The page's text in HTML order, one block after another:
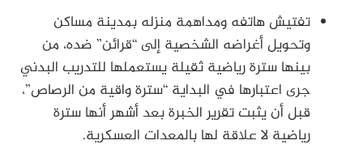
تفتيش هاتفه ومداهمة منزله بمدينة مساكن
وتحويل أغراضه الشخصية إلى “قرائن” ضده، من
بينها سترة رياضية ثقيلة يستعملها للتدريب البدني
جرى اعتبارها في البداية “سترة واقية من الرصاص”،
قبل أن يثبت تقرير الخبرة بعد أشهر أنها سترة
رياضية لا علاقة لها بالمعدات العسكرية.